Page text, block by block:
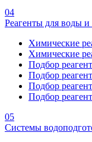
04
Реагенты для воды и
Химические
Химические
Подбор
Подбор
Подбор
Подбор
05
Системы